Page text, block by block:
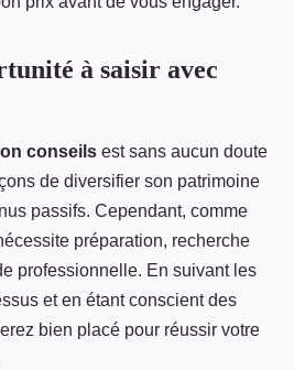
à saisir avec
conseils est sans aucun doute
de diversifier son patrimoine
passifs. Cependant, comme
préparation, recherche
professionnelle. En suivant les
et en étant conscient des
bien placé pour réussir votre